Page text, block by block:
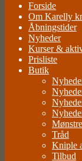
Forside
Om Karelly
Åbningstider
Nyheder
Kurser &
Prisliste
Butik
Mønstre
Tråd
Kniple
Tilbud